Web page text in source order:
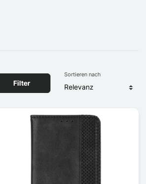
Filter
Sortieren nach